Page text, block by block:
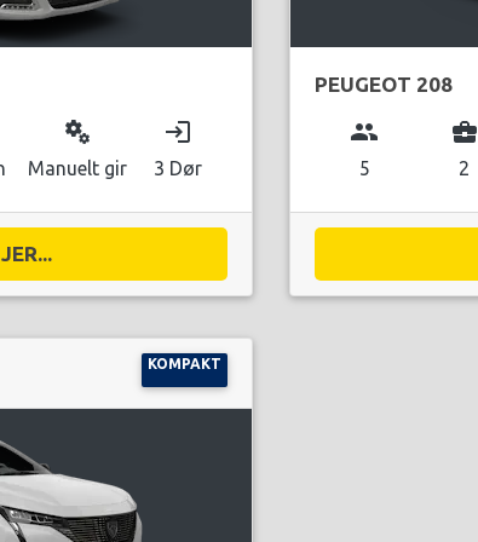
miscellaneous_services
Manuelt gir
login
3 Dør
PEUGEOT 208
group
5
business_center
2
KOMPAKT